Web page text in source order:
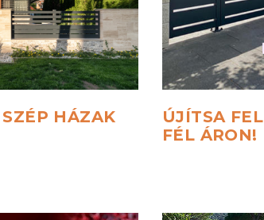
SZÉP HÁZAK
ÚJÍTSA FEL
FÉL ÁRON!